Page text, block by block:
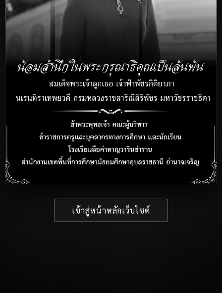
เข้าสู่หน้าหลักเว็บไซต์